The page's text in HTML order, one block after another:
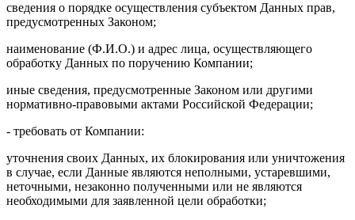
сведения о порядке осуществления субъектом Данных прав,
предусмотренных Законом;
наименование (Ф.И.О.) и адрес лица, осуществляющего
обработку Данных по поручению Компании;
иные сведения, предусмотренные Законом или другими
нормативно-правовыми актами Российской Федерации;
- требовать от Компании:
уточнения своих Данных, их блокирования или уничтожения
в случае, если Данные являются неполными, устаревшими,
неточными, незаконно полученными или не являются
необходимыми для заявленной цели обработки;